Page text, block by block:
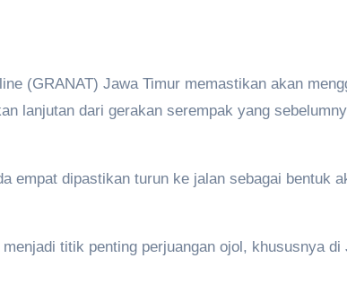
(GRANAT) Jawa Timur memastikan akan
lanjutan dari gerakan serempak yang
empat dipastikan turun ke jalan sebagai bentuk
titik penting perjuangan ojol, khususnya di